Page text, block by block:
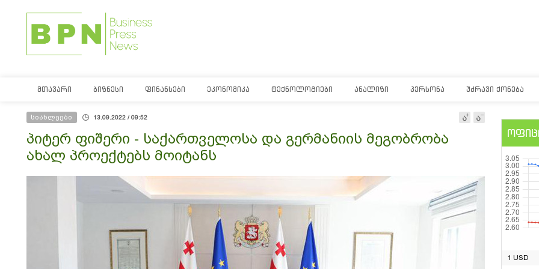
ᲛᲗᲐᲕᲐᲠᲘ ᲑᲘᲖᲜᲔᲡᲘ ᲤᲘᲜᲐᲜᲡᲔᲑᲘ ᲔᲙᲝᲜᲝᲛᲘᲙᲐ ᲢᲔᲥᲜᲝᲚᲝᲒᲘᲔᲑᲘ ᲐᲜᲐᲚᲘᲖᲘ ᲞᲔᲠᲡᲝᲜᲐ ᲣᲫᲠᲐᲕᲘ ᲥᲝᲜᲔᲑᲐ
სიახლეები 13.09.2022 / 09:52
პიტერ ფიშერი - საქართველოსა და გერმანიის მეგობრობა
ახალ პროექტებს მოიტანს
1 USD